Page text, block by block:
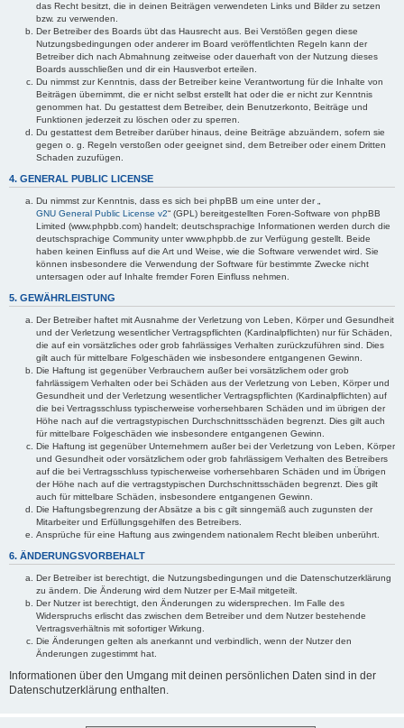
das Recht besitzt, die in deinen Beiträgen verwendeten Links und Bilder zu setzen
bzw. zu verwenden.
Der Betreiber des Boards übt das Hausrecht aus. Bei Verstößen gegen diese
Nutzungsbedingungen oder anderer im Board veröffentlichten Regeln kann der
Betreiber dich nach Abmahnung zeitweise oder dauerhaft von der Nutzung dieses
Boards ausschließen und dir ein Hausverbot erteilen.
Du nimmst zur Kenntnis, dass der Betreiber keine Verantwortung für die Inhalte von
Beiträgen übernimmt, die er nicht selbst erstellt hat oder die er nicht zur Kenntnis
genommen hat. Du gestattest dem Betreiber, dein Benutzerkonto, Beiträge und
Funktionen jederzeit zu löschen oder zu sperren.
Du gestattest dem Betreiber darüber hinaus, deine Beiträge abzuändern, sofern sie
gegen o. g. Regeln verstoßen oder geeignet sind, dem Betreiber oder einem Dritten
Schaden zuzufügen.
4. GENERAL PUBLIC LICENSE
Du nimmst zur Kenntnis, dass es sich bei phpBB um eine unter der „
GNU General Public License v2“ (GPL) bereitgestellten Foren-Software von phpBB
Limited (www.phpbb.com) handelt; deutschsprachige Informationen werden durch die
deutschsprachige Community unter www.phpbb.de zur Verfügung gestellt. Beide
haben keinen Einfluss auf die Art und Weise, wie die Software verwendet wird. Sie
können insbesondere die Verwendung der Software für bestimmte Zwecke nicht
untersagen oder auf Inhalte fremder Foren Einfluss nehmen.
5. GEWÄHRLEISTUNG
Der Betreiber haftet mit Ausnahme der Verletzung von Leben, Körper und Gesundheit
und der Verletzung wesentlicher Vertragspflichten (Kardinalpflichten) nur für Schäden,
die auf ein vorsätzliches oder grob fahrlässiges Verhalten zurückzuführen sind. Dies
gilt auch für mittelbare Folgeschäden wie insbesondere entgangenen Gewinn.
Die Haftung ist gegenüber Verbrauchern außer bei vorsätzlichem oder grob
fahrlässigem Verhalten oder bei Schäden aus der Verletzung von Leben, Körper und
Gesundheit und der Verletzung wesentlicher Vertragspflichten (Kardinalpflichten) auf
die bei Vertragsschluss typischerweise vorhersehbaren Schäden und im übrigen der
Höhe nach auf die vertragstypischen Durchschnittsschäden begrenzt. Dies gilt auch
für mittelbare Folgeschäden wie insbesondere entgangenen Gewinn.
Die Haftung ist gegenüber Unternehmern außer bei der Verletzung von Leben, Körper
und Gesundheit oder vorsätzlichem oder grob fahrlässigem Verhalten des Betreibers
auf die bei Vertragsschluss typischerweise vorhersehbaren Schäden und im Übrigen
der Höhe nach auf die vertragstypischen Durchschnittsschäden begrenzt. Dies gilt
auch für mittelbare Schäden, insbesondere entgangenen Gewinn.
Die Haftungsbegrenzung der Absätze a bis c gilt sinngemäß auch zugunsten der
Mitarbeiter und Erfüllungsgehilfen des Betreibers.
Ansprüche für eine Haftung aus zwingendem nationalem Recht bleiben unberührt.
6. ÄNDERUNGSVORBEHALT
Der Betreiber ist berechtigt, die Nutzungsbedingungen und die Datenschutzerklärung
zu ändern. Die Änderung wird dem Nutzer per E-Mail mitgeteilt.
Der Nutzer ist berechtigt, den Änderungen zu widersprechen. Im Falle des
Widerspruchs erlischt das zwischen dem Betreiber und dem Nutzer bestehende
Vertragsverhältnis mit sofortiger Wirkung.
Die Änderungen gelten als anerkannt und verbindlich, wenn der Nutzer den
Änderungen zugestimmt hat.
Informationen über den Umgang mit deinen persönlichen Daten sind in der
Datenschutzerklärung enthalten.